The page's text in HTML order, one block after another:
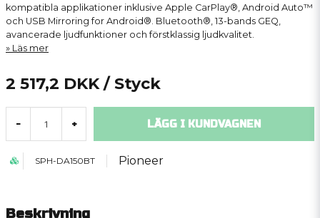
kompatibla applikationer inklusive Apple CarPlay®, Android Auto™
och USB Mirroring for Android®. Bluetooth®, 13-bands GEQ,
avancerade ljudfunktioner och förstklassig ljudkvalitet.
Läs mer
2 517,2 DKK / Styck
- + LÄGG I KUNDVAGNEN
SPH-DA150BT Pioneer
Beskrivning